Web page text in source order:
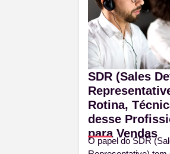
SDR (Sales
Rotina,
desse
para Vendas
O papel do SDR